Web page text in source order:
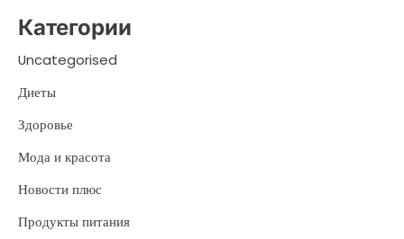
Категории
Uncategorised
Диеты
Здоровье
Мода и красота
Новости плюс
Продукты питания